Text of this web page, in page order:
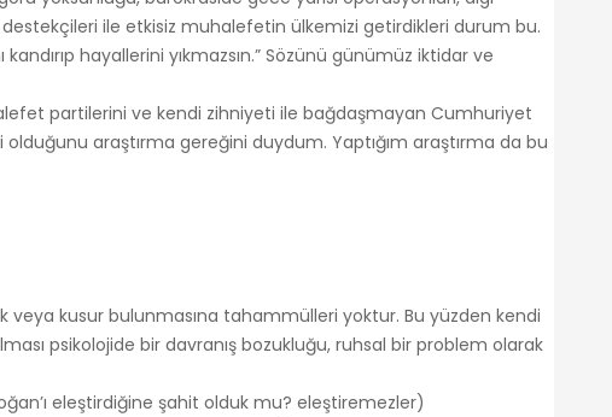
ile etkisiz muhalefetin ülkemizi getirdikleri durum bu.
hayallerini yıkmazsın.” Sözünü günümüz iktidar ve
partilerini ve kendi zihniyeti ile bağdaşmayan Cumhuriyet
araştırma gereğini duydum. Yaptığım araştırma da bu
veya kusur bulunmasına tahammülleri yoktur. Bu yüzden kendi
psikolojide bir davranış bozukluğu, ruhsal bir problem olarak
eleştirdiğine şahit olduk mu? eleştiremezler)